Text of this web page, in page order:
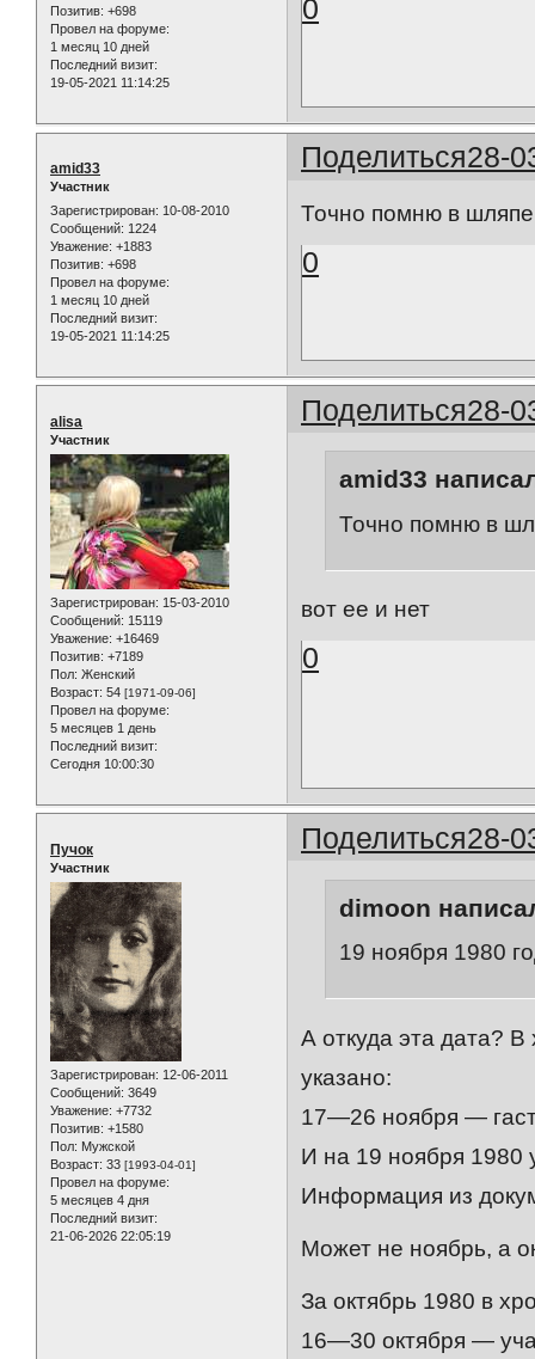
Позитив: +698
Провел на форуме:
1 месяц 10 дней
Последний визит:
19-05-2021 11:14:25
0
Поделиться28-
amid33
Участник
Зарегистрирован: 10-08-2010
Сообщений: 1224
Уважение: +1883
Позитив: +698
Провел на форуме:
1 месяц 10 дней
Последний визит:
19-05-2021 11:14:25
Точно помню в
0
Поделиться28-
alisa
Участник
Зарегистрирован: 15-03-2010
Сообщений: 15119
Уважение: +16469
Позитив: +7189
Пол: Женский
Возраст: 54 [1971-09-06]
Провел на форуме:
5 месяцев 1 день
Последний визит:
Сегодня 10:00:30
amid33
Точно помню в
вот ее и нет
0
Поделиться28-
Пучок
Участник
Зарегистрирован: 12-06-2011
Сообщений: 3649
Уважение: +7732
Позитив: +1580
Пол: Мужской
Возраст: 33 [1993-04-01]
Провел на форуме:
5 месяцев 4 дня
Последний визит:
21-06-2026 22:05:19
dimoon
19 ноября 1980
А откуда эта дата? В
указано:
17—26 ноября —
И на 19 ноября 1980
Информация из
Может не ноябрь, а
За октябрь 1980 в
16—30 октября —